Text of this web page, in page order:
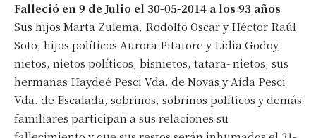
Falleció en 9 de Julio el 30-05-2014 a los 93 años
Sus hijos Marta Zulema, Rodolfo Oscar y Héctor Raúl
Soto, hijos políticos Aurora Pitatore y Lidia Godoy,
nietos, nietos políticos, bisnietos, tatara- nietos, sus
hermanas Haydeé Pesci Vda. de Novas y Aída Pesci
Vda. de Escalada, sobrinos, sobrinos políticos y demás
familiares participan a sus relaciones su